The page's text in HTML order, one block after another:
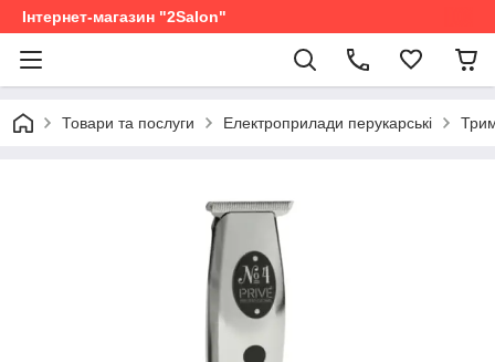
Інтернет-магазин "2Salon"
Товари та послуги Електроприлади перукарські